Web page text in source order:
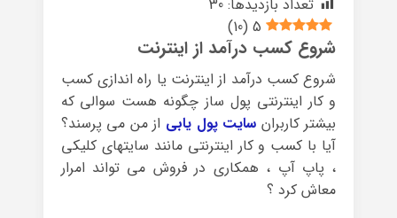
تعداد بازدیدها: 30
5
(
10
)
شروع کسب درآمد از اینترنت
شروع کسب درآمد از اینترنت یا راه اندازی کسب
و کار اینترنتی پول ساز چگونه هست سوالی که
بیشتر کاربران سایت پول یابی از من می پرسند؟
آیا با کسب و کار اینترنتی مانند سایتهای کلیکی
، پاپ آپ ، همکاری در فروش می تواند امرار
معاش کرد ؟